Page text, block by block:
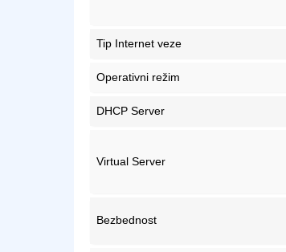
Tip Internet veze
Operativni režim
DHCP Server
Virtual Server
Bezbednost